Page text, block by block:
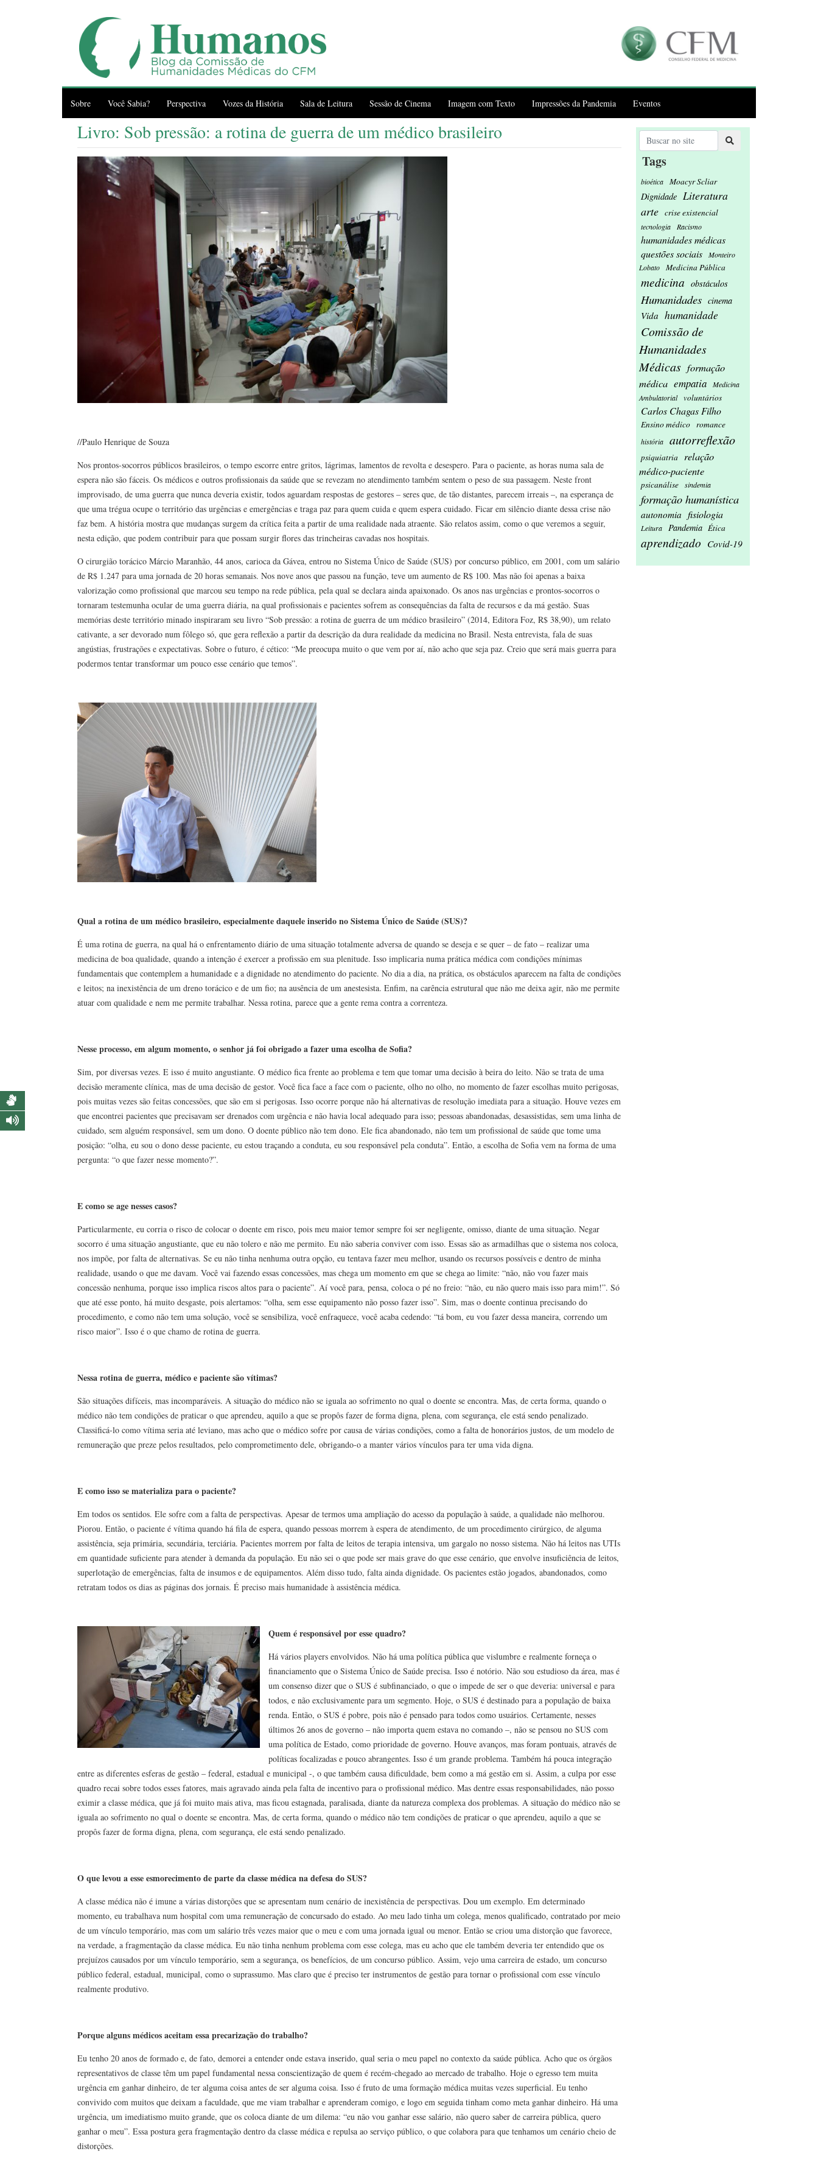
Sobre Você Sabia? Perspectiva Vozes da História Sala de Leitura Sessão de Cinema Imagem com Texto Impressões da Pandemia Eventos
Livro: Sob pressão: a rotina de guerra de um médico brasileiro
//Paulo Henrique de Souza
Nos prontos-socorros públicos brasileiros, o tempo escorre entre gritos, lágrimas, lamentos de revolta e desespero. Para o paciente, as horas numa sala de
espera não são fáceis. Os médicos e outros profissionais da saúde que se revezam no atendimento também sentem o peso de sua passagem. Neste front
improvisado, de uma guerra que nunca deveria existir, todos aguardam respostas de gestores – seres que, de tão distantes, parecem irreais –, na esperança de
que uma trégua ocupe o território das urgências e emergências e traga paz para quem cuida e quem espera cuidado. Ficar em silêncio diante dessa crise não
faz bem. A história mostra que mudanças surgem da crítica feita a partir de uma realidade nada atraente. São relatos assim, como o que veremos a seguir,
nesta edição, que podem contribuir para que possam surgir flores das trincheiras cavadas nos hospitais.
O cirurgião torácico Márcio Maranhão, 44 anos, carioca da Gávea, entrou no Sistema Único de Saúde (SUS) por concurso público, em 2001, com um salário
de R$ 1.247 para uma jornada de 20 horas semanais. Nos nove anos que passou na função, teve um aumento de R$ 100. Mas não foi apenas a baixa
valorização como profissional que marcou seu tempo na rede pública, pela qual se declara ainda apaixonado. Os anos nas urgências e prontos-socorros o
tornaram testemunha ocular de uma guerra diária, na qual profissionais e pacientes sofrem as consequências da falta de recursos e da má gestão. Suas
memórias deste território minado inspiraram seu livro “Sob pressão: a rotina de guerra de um médico brasileiro” (2014, Editora Foz, R$ 38,90), um relato
cativante, a ser devorado num fôlego só, que gera reflexão a partir da descrição da dura realidade da medicina no Brasil. Nesta entrevista, fala de suas
angústias, frustrações e expectativas. Sobre o futuro, é cético: “Me preocupa muito o que vem por aí, não acho que seja paz. Creio que será mais guerra para
podermos tentar transformar um pouco esse cenário que temos”.
Qual a rotina de um médico brasileiro, especialmente daquele inserido no Sistema Único de Saúde (SUS)?
É uma rotina de guerra, na qual há o enfrentamento diário de uma situação totalmente adversa de quando se deseja e se quer – de fato – realizar uma
medicina de boa qualidade, quando a intenção é exercer a profissão em sua plenitude. Isso implicaria numa prática médica com condições mínimas
fundamentais que contemplem a humanidade e a dignidade no atendimento do paciente. No dia a dia, na prática, os obstáculos aparecem na falta de condições
e leitos; na inexistência de um dreno torácico e de um fio; na ausência de um anestesista. Enfim, na carência estrutural que não me deixa agir, não me permite
atuar com qualidade e nem me permite trabalhar. Nessa rotina, parece que a gente rema contra a correnteza.
Nesse processo, em algum momento, o senhor já foi obrigado a fazer uma escolha de Sofia?
Sim, por diversas vezes. E isso é muito angustiante. O médico fica frente ao problema e tem que tomar uma decisão à beira do leito. Não se trata de uma
decisão meramente clínica, mas de uma decisão de gestor. Você fica face a face com o paciente, olho no olho, no momento de fazer escolhas muito perigosas,
pois muitas vezes são feitas concessões, que são em si perigosas. Isso ocorre porque não há alternativas de resolução imediata para a situação. Houve vezes em
que encontrei pacientes que precisavam ser drenados com urgência e não havia local adequado para isso; pessoas abandonadas, desassistidas, sem uma linha de
cuidado, sem alguém responsável, sem um dono. O doente público não tem dono. Ele fica abandonado, não tem um profissional de saúde que tome uma
posição: “olha, eu sou o dono desse paciente, eu estou traçando a conduta, eu sou responsável pela conduta”. Então, a escolha de Sofia vem na forma de uma
pergunta: “o que fazer nesse momento?”.
E como se age nesses casos?
Particularmente, eu corria o risco de colocar o doente em risco, pois meu maior temor sempre foi ser negligente, omisso, diante de uma situação. Negar
socorro é uma situação angustiante, que eu não tolero e não me permito. Eu não saberia conviver com isso. Essas são as armadilhas que o sistema nos coloca,
nos impõe, por falta de alternativas. Se eu não tinha nenhuma outra opção, eu tentava fazer meu melhor, usando os recursos possíveis e dentro de minha
realidade, usando o que me davam. Você vai fazendo essas concessões, mas chega um momento em que se chega ao limite: “não, não vou fazer mais
concessão nenhuma, porque isso implica riscos altos para o paciente”. Aí você para, pensa, coloca o pé no freio: “não, eu não quero mais isso para mim!”. Só
que até esse ponto, há muito desgaste, pois alertamos: “olha, sem esse equipamento não posso fazer isso”. Sim, mas o doente continua precisando do
procedimento, e como não tem uma solução, você se sensibiliza, você enfraquece, você acaba cedendo: “tá bom, eu vou fazer dessa maneira, correndo um
risco maior”. Isso é o que chamo de rotina de guerra.
Nessa rotina de guerra, médico e paciente são vítimas?
São situações difíceis, mas incomparáveis. A situação do médico não se iguala ao sofrimento no qual o doente se encontra. Mas, de certa forma, quando o
médico não tem condições de praticar o que aprendeu, aquilo a que se propôs fazer de forma digna, plena, com segurança, ele está sendo penalizado.
Classificá-lo como vítima seria até leviano, mas acho que o médico sofre por causa de várias condições, como a falta de honorários justos, de um modelo de
remuneração que preze pelos resultados, pelo comprometimento dele, obrigando-o a manter vários vínculos para ter uma vida digna.
E como isso se materializa para o paciente?
Em todos os sentidos. Ele sofre com a falta de perspectivas. Apesar de termos uma ampliação do acesso da população à saúde, a qualidade não melhorou.
Piorou. Então, o paciente é vítima quando há fila de espera, quando pessoas morrem à espera de atendimento, de um procedimento cirúrgico, de alguma
assistência, seja primária, secundária, terciária. Pacientes morrem por falta de leitos de terapia intensiva, um gargalo no nosso sistema. Não há leitos nas UTIs
em quantidade suficiente para atender à demanda da população. Eu não sei o que pode ser mais grave do que esse cenário, que envolve insuficiência de leitos,
superlotação de emergências, falta de insumos e de equipamentos. Além disso tudo, falta ainda dignidade. Os pacientes estão jogados, abandonados, como
retratam todos os dias as páginas dos jornais. É preciso mais humanidade à assistência médica.
Quem é responsável por esse quadro?
Há vários players envolvidos. Não há uma política pública que vislumbre e realmente forneça o
financiamento que o Sistema Único de Saúde precisa. Isso é notório. Não sou estudioso da área, mas é
um consenso dizer que o SUS é subfinanciado, o que o impede de ser o que deveria: universal e para
todos, e não exclusivamente para um segmento. Hoje, o SUS é destinado para a população de baixa
renda. Então, o SUS é pobre, pois não é pensado para todos como usuários. Certamente, nesses
últimos 26 anos de governo – não importa quem estava no comando –, não se pensou no SUS com
uma política de Estado, como prioridade de governo. Houve avanços, mas foram pontuais, através de
políticas focalizadas e pouco abrangentes. Isso é um grande problema. Também há pouca integração
entre as diferentes esferas de gestão – federal, estadual e municipal -, o que também causa dificuldade, bem como a má gestão em si. Assim, a culpa por esse
quadro recai sobre todos esses fatores, mais agravado ainda pela falta de incentivo para o profissional médico. Mas dentre essas responsabilidades, não posso
eximir a classe médica, que já foi muito mais ativa, mas ficou estagnada, paralisada, diante da natureza complexa dos problemas. A situação do médico não se
iguala ao sofrimento no qual o doente se encontra. Mas, de certa forma, quando o médico não tem condições de praticar o que aprendeu, aquilo a que se
propôs fazer de forma digna, plena, com segurança, ele está sendo penalizado.
O que levou a esse esmorecimento de parte da classe médica na defesa do SUS?
A classe médica não é imune a várias distorções que se apresentam num cenário de inexistência de perspectivas. Dou um exemplo. Em determinado
momento, eu trabalhava num hospital com uma remuneração de concursado do estado. Ao meu lado tinha um colega, menos qualificado, contratado por meio
de um vínculo temporário, mas com um salário três vezes maior que o meu e com uma jornada igual ou menor. Então se criou uma distorção que favorece,
na verdade, a fragmentação da classe médica. Eu não tinha nenhum problema com esse colega, mas eu acho que ele também deveria ter entendido que os
prejuízos causados por um vínculo temporário, sem a segurança, os benefícios, de um concurso público. Assim, vejo uma carreira de estado, um concurso
público federal, estadual, municipal, como o suprassumo. Mas claro que é preciso ter instrumentos de gestão para tornar o profissional com esse vínculo
realmente produtivo.
Porque alguns médicos aceitam essa precarização do trabalho?
Eu tenho 20 anos de formado e, de fato, demorei a entender onde estava inserido, qual seria o meu papel no contexto da saúde pública. Acho que os órgãos
representativos de classe têm um papel fundamental nessa conscientização de quem é recém-chegado ao mercado de trabalho. Hoje o egresso tem muita
urgência em ganhar dinheiro, de ter alguma coisa antes de ser alguma coisa. Isso é fruto de uma formação médica muitas vezes superficial. Eu tenho
convivido com muitos que deixam a faculdade, que me viam trabalhar e aprenderam comigo, e logo em seguida tinham como meta ganhar dinheiro. Há uma
urgência, um imediatismo muito grande, que os coloca diante de um dilema: “eu não vou ganhar esse salário, não quero saber de carreira pública, quero
ganhar o meu”. Essa postura gera fragmentação dentro da classe médica e repulsa ao serviço público, o que colabora para que tenhamos um cenário cheio de
distorções.
Tags
bioética Moacyr Scliar
Dignidade Literatura
arte crise existencial
tecnologia Racismo
humanidades médicas
questões sociais
Monteiro
Lobato
Medicina Pública
medicina obstáculos
Humanidades cinema
Vida humanidade
Comissão de
Humanidades
Médicas formação
médica empatia
Medicina
Ambulatorial
voluntários
Carlos Chagas Filho
Ensino médico romance
história autorreflexão
psiquiatria
relação
médico-paciente
psicanálise sindemia
formação humanística
autonomia fisiologia
Leitura Pandemia Ética
aprendizado Covid-19